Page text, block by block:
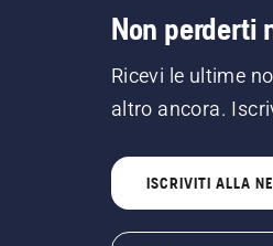
Non perderti
Ricevi le ultime
altro ancora.
ISCRIVITI ALLA